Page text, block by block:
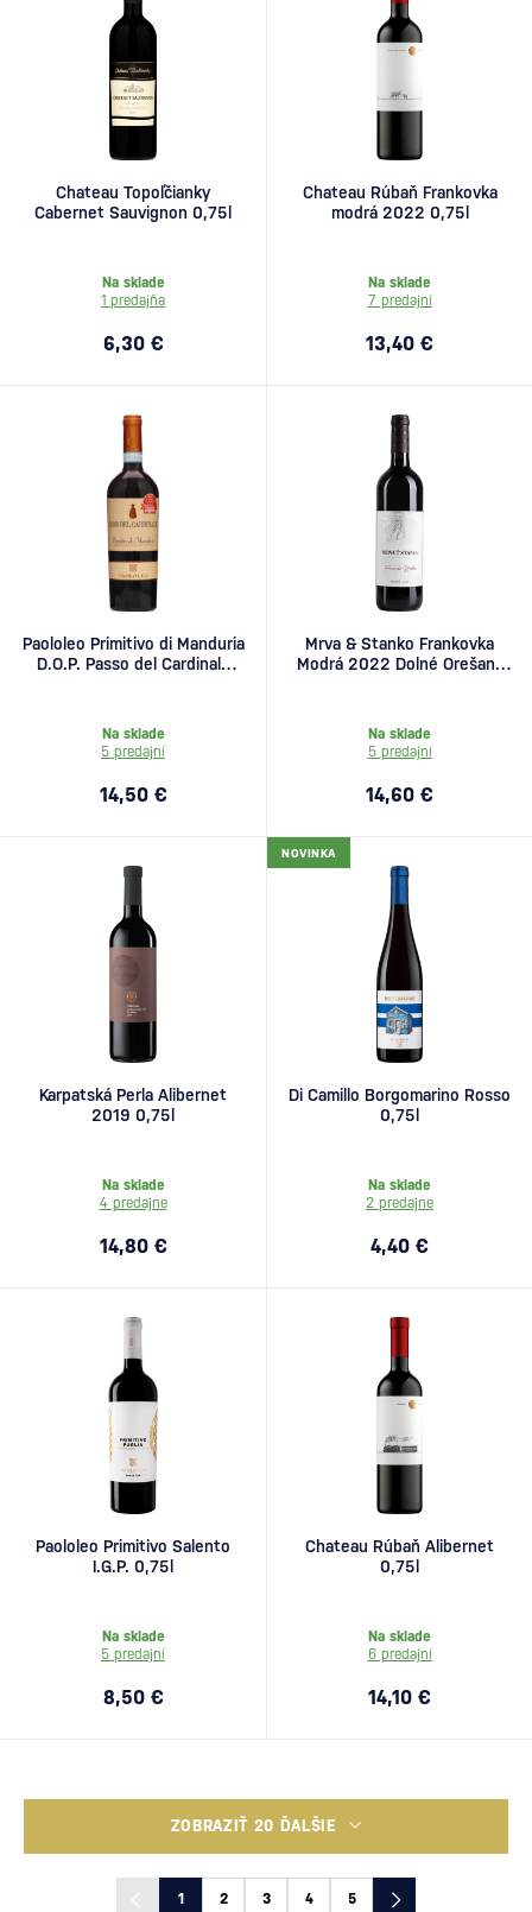
Chateau Topoľčianky
Cabernet Sauvignon 0,75l
Na sklade
1 predajňa
6,30 €
Chateau Rúbaň Frankovka
modrá 2022 0,75l
Na sklade
7 predajní
13,40 €
Paololeo Primitivo di Manduria
D.O.P. Passo del Cardinale
Na sklade
5 predajní
14,50 €
Mrva & Stanko Frankovka
Modrá 2022 Dolné Orešany
Na sklade
5 predajní
14,60 €
Karpatská Perla Alibernet
2019 0,75l
Na sklade
4 predajne
14,80 €
NOVINKA
Di Camillo Borgomarino Rosso
0,75l
Na sklade
2 predajne
4,40 €
Paololeo Primitivo Salento
I.G.P. 0,75l
Na sklade
5 predajní
8,50 €
Chateau Rúbaň Alibernet
0,75l
Na sklade
6 predajní
14,10 €
ZOBRAZIŤ 20 ĎALŠIE
1 2 3 4 5